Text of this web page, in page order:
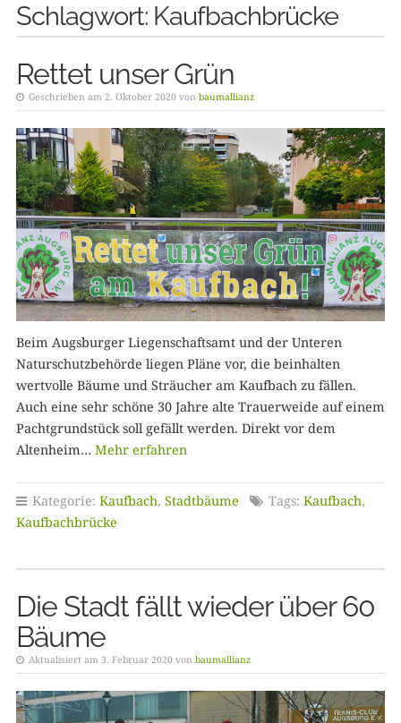
Schlagwort: Kaufbachbrücke
Rettet unser Grün
Geschrieben am 2. Oktober 2020 von baumallianz
Beim Augsburger Liegenschaftsamt und der Unteren
Naturschutzbehörde liegen Pläne vor, die beinhalten
wertvolle Bäume und Sträucher am Kaufbach zu fällen.
Auch eine sehr schöne 30 Jahre alte Trauerweide auf einem
Pachtgrundstück soll gefällt werden. Direkt vor dem
Altenheim… Mehr erfahren
Kategorie: Kaufbach, Stadtbäume Tags: Kaufbach,
Kaufbachbrücke
Die Stadt fällt wieder über 60
Bäume
Aktualisiert am 3. Februar 2020 von baumallianz